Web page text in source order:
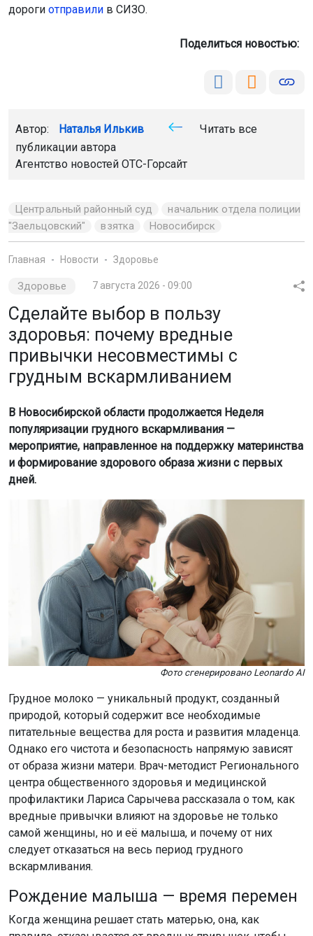
дороги отправили в СИЗО.
Поделиться новостью:
Автор: Наталья Илькив
Читать все
публикации автора
Агентство новостей ОТС-Горсайт
Центральный районный суд
начальник отдела полиции
"Заельцовский"
взятка Новосибирск
Главная Новости Здоровье
Здоровье 7 августа 2026 - 09:00
Сделайте выбор в пользу
здоровья: почему вредные
привычки несовместимы с
грудным вскармливанием
В Новосибирской области продолжается Неделя
популяризации грудного вскармливания —
мероприятие, направленное на поддержку материнства
и формирование здорового образа жизни с первых
дней.
Фото сгенерировано Leonardo AI
Грудное молоко — уникальный продукт, созданный
природой, который содержит все необходимые
питательные вещества для роста и развития младенца.
Однако его чистота и безопасность напрямую зависят
от образа жизни матери. Врач-методист Регионального
центра общественного здоровья и медицинской
профилактики Лариса Сарычева рассказала о том, как
вредные привычки влияют на здоровье не только
самой женщины, но и её малыша, и почему от них
следует отказаться на весь период грудного
вскармливания.
Рождение малыша — время перемен
Когда женщина решает стать матерью, она, как